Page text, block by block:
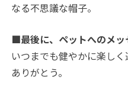
なる不思議な帽子。
■最後に、ペットへのメッ
いつまでも健やかに楽し
ありがとう。